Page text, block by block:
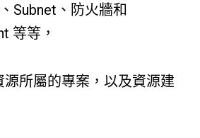
Subnet、防火牆和
等等，
所屬的專案，以及資源建